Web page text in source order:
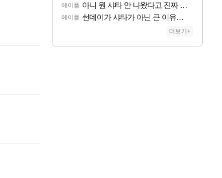
메이플 아니 뭔 샤타 안 나왔다고 진짜 화내는 사람도 있네
메이플 썬데이가 샤타가 아닌 큰 이유는 경매장 불안정때문일듯
더보기+